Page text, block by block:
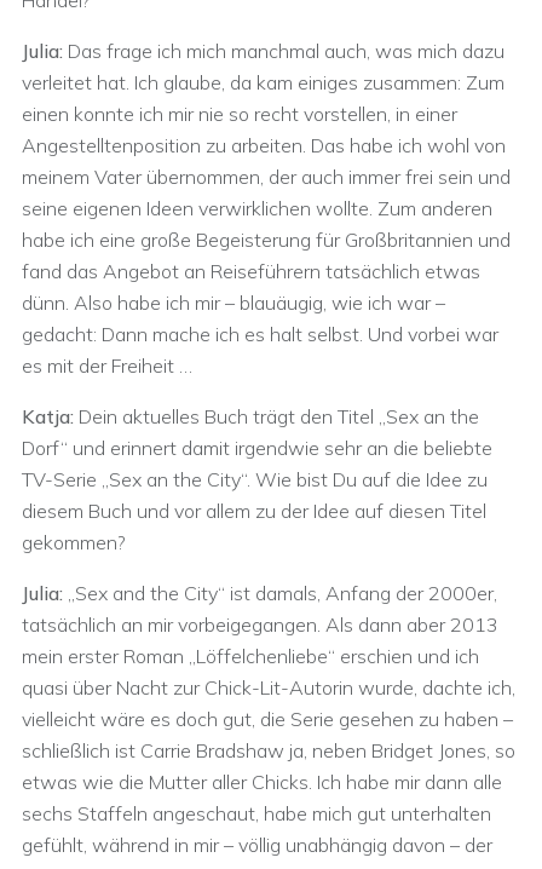
Julia: Das frage ich mich manchmal auch, was mich dazu
verleitet hat. Ich glaube, da kam einiges zusammen: Zum
einen konnte ich mir nie so recht vorstellen, in einer
Angestelltenposition zu arbeiten. Das habe ich wohl von
meinem Vater übernommen, der auch immer frei sein und
seine eigenen Ideen verwirklichen wollte. Zum anderen
habe ich eine große Begeisterung für Großbritannien und
fand das Angebot an Reiseführern tatsächlich etwas
dünn. Also habe ich mir – blauäugig, wie ich war –
gedacht: Dann mache ich es halt selbst. Und vorbei war
es mit der Freiheit …
Katja: Dein aktuelles Buch trägt den Titel „Sex an the
Dorf“ und erinnert damit irgendwie sehr an die beliebte
TV-Serie „Sex an the City“. Wie bist Du auf die Idee zu
diesem Buch und vor allem zu der Idee auf diesen Titel
gekommen?
Julia: „Sex and the City“ ist damals, Anfang der 2000er,
tatsächlich an mir vorbeigegangen. Als dann aber 2013
mein erster Roman „Löffelchenliebe“ erschien und ich
quasi über Nacht zur Chick-Lit-Autorin wurde, dachte ich,
vielleicht wäre es doch gut, die Serie gesehen zu haben –
schließlich ist Carrie Bradshaw ja, neben Bridget Jones, so
etwas wie die Mutter aller Chicks. Ich habe mir dann alle
sechs Staffeln angeschaut, habe mich gut unterhalten
gefühlt, während in mir – völlig unabhängig davon – der